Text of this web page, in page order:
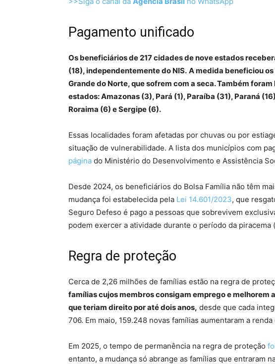
Pagamento unificado
Os beneficiários de 217 cidades de nove estados
(18), independentemente do NIS. A medida beneficiou
Grande do Norte, que sofrem com a seca. Também
estados: Amazonas (3), Pará (1), Paraíba (31), Paraná
Roraima (6) e Sergipe (6).
Essas localidades foram afetadas por chuvas ou por
situação de vulnerabilidade. A lista dos municípios com
página do Ministério do Desenvolvimento e Assistência
Desde 2024, os beneficiários do Bolsa Família não têm
mudança foi estabelecida pela Lei 14.601/2023, que
Seguro Defeso é pago a pessoas que sobrevivem
podem exercer a atividade durante o período da piracema
Regra de proteção
Cerca de 2,26 milhões de famílias estão na regra de
famílias cujos membros consigam emprego e melhorem
que teriam direito por até dois anos, desde que cada
706. Em maio, 159.248 novas famílias aumentaram a
Em 2025, o tempo de permanência na regra de proteção
entanto, a mudança só abrange as famílias que entraram